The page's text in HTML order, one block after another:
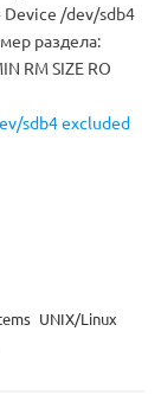
/dev/sdb4
раздела:
RM SIZE RO
sdb4 excluded
UNIX/Linux